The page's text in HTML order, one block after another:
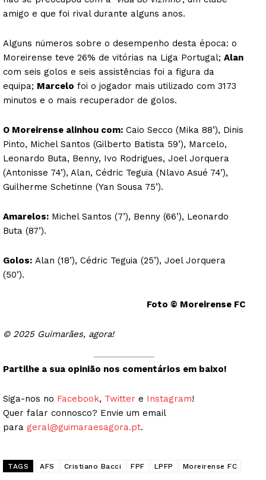
amigo e que foi rival durante alguns anos.
Alguns números sobre o desempenho desta época: o
Moreirense teve 26% de vitórias na Liga Portugal; Alan
com seis golos e seis assistências foi a figura da
equipa; Marcelo foi o jogador mais utilizado com 3173
minutos e o mais recuperador de golos.
O Moreirense alinhou com: Caio Secco (Mika 88’), Dinis
Pinto, Michel Santos (Gilberto Batista 59’), Marcelo,
Leonardo Buta, Benny, Ivo Rodrigues, Joel Jorquera
(Antonisse 74’), Alan, Cédric Teguia (Nlavo Asué 74’),
Guilherme Schetinne (Yan Sousa 75’).
Amarelos: Michel Santos (7’), Benny (66’), Leonardo
Buta (87’).
Golos: Alan (18’), Cédric Teguia (25’), Joel Jorquera
(50’).
Foto © Moreirense FC
© 2025 Guimarães, agora!
Partilhe a sua opinião nos comentários em baixo!
Siga-nos no Facebook, Twitter e Instagram!
Quer falar connosco? Envie um email
para geral@guimaraesagora.pt.
TAGS AFS Cristiano Bacci FPF LPFP Moreirense FC